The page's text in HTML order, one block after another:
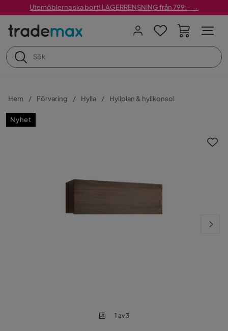
Utemöblerna ska bort! LAGERRENSNING från 799:– →
Hem Förvaring Hylla Hyllplan & hyllkonsol
Nyhet
1 av 3